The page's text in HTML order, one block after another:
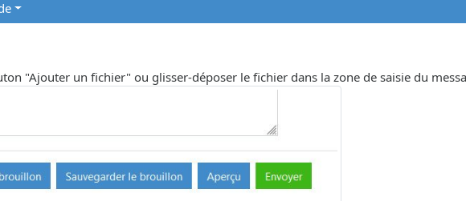
"Ajouter un fichier" ou glisser-déposer le fichier dans la zone de saisie du